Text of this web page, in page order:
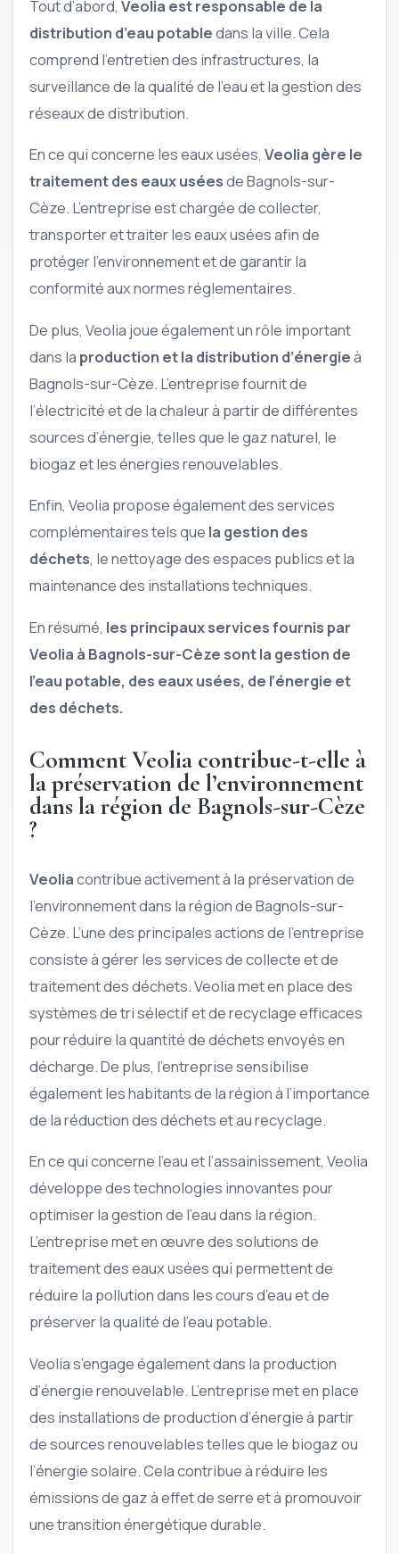
Tout d’abord, Veolia est responsable de la
distribution d’eau potabledans la ville. Cela
comprend l’entretien des infrastructures, la
surveillance de la qualité de l’eau et la gestion des
réseaux de distribution.
En ce qui concerne les eaux usées, Veolia gère le
traitement des eaux uséesde Bagnols-sur-
Cèze. L’entreprise est chargée de collecter,
transporter et traiter les eaux usées afin de
protéger l’environnement et de garantir la
conformité aux normes réglementaires.
De plus, Veolia joue également un rôle important
dans la production et la distribution d’énergieà
Bagnols-sur-Cèze. L’entreprise fournit de
l’électricité et de la chaleur à partir de différentes
sources d’énergie, telles que le gaz naturel, le
biogaz et les énergies renouvelables.
Enfin, Veolia propose également des services
complémentaires tels que la gestion des
déchets, le nettoyage des espaces publics et la
maintenance des installations techniques.
En résumé, les principaux services fournis par
Veolia à Bagnols-sur-Cèze sont la gestion de
l’eau potable, des eaux usées, de l’énergie et
des déchets.
Comment Veolia contribue-t-elle à
la préservation de l’environnement
dans la région de Bagnols-sur-Cèze
?
Veoliacontribue activement à la préservation de
l’environnement dans la région de Bagnols-sur-
Cèze. L’une des principales actions de l’entreprise
consiste à gérer les services de collecte et de
traitement des déchets. Veolia met en place des
systèmes de tri sélectif et de recyclage efficaces
pour réduire la quantité de déchets envoyés en
décharge. De plus, l’entreprise sensibilise
également les habitants de la région à l’importance
de la réduction des déchets et au recyclage.
En ce qui concerne l’eau et l’assainissement, Veolia
développe des technologies innovantes pour
optimiser la gestion de l’eau dans la région.
L’entreprise met en œuvre des solutions de
traitement des eaux usées qui permettent de
réduire la pollution dans les cours d’eau et de
préserver la qualité de l’eau potable.
Veolia s’engage également dans la production
d’énergie renouvelable. L’entreprise met en place
des installations de production d’énergie à partir
de sources renouvelables telles que le biogaz ou
l’énergie solaire. Cela contribue à réduire les
émissions de gaz à effet de serre et à promouvoir
une transition énergétique durable.